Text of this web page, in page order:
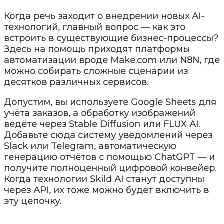
Когда речь заходит о внедрении новых AI-
технологий, главный вопрос — как это
встроить в существующие бизнес-процессы?
Здесь на помощь приходят платформы
автоматизации вроде Make.com или N8N, где
можно собирать сложные сценарии из
десятков различных сервисов.
Допустим, вы используете Google Sheets для
учёта заказов, а обработку изображений
ведёте через Stable Diffusion или FLUX AI.
Добавьте сюда систему уведомлений через
Slack или Telegram, автоматическую
генерацию отчётов с помощью ChatGPT — и
получите полноценный цифровой конвейер.
Когда технологии Skild AI станут доступны
через API, их тоже можно будет включить в
эту цепочку.